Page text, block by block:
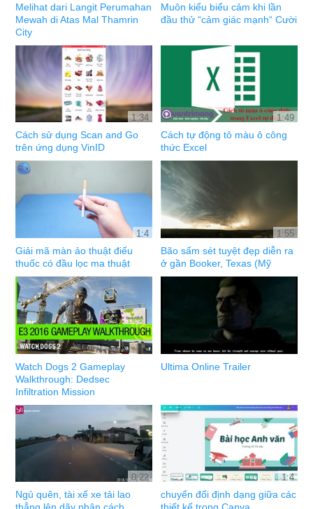
Melihat dari Langit Perumahan
Mewah di Atas Mal Thamrin
City
Muôn kiểu biểu cảm khi lần
đầu thử “cảm giác mạnh“ Cười
1:34
Cách sử dụng Scan and Go
trên ứng dụng VinID
1:49
Cách tự động tô màu ô công
thức Excel
1:4
Giải mã màn ảo thuật điếu
thuốc có đầu lọc ma thuật
1:55
Bão sấm sét tuyệt đẹp diễn ra
ở gần Booker, Texas (Mỹ
Watch Dogs 2 Gameplay
Walkthrough: Dedsec
Infiltration Mission
Ultima Online Trailer
0:22
Ngủ quên, tài xế xe tải lao
1:4
chuyển đổi định dạng giữa các